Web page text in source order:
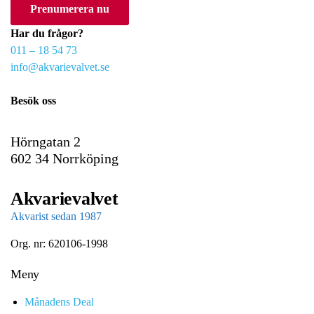
r
Prenumerera nu
Har du frågor?
011 – 18 54 73
info@akvarievalvet.se
Besök oss
Hörngatan 2
602 34 Norrköping
Akvarievalvet
Akvarist sedan 1987
Org. nr: 620106-1998
Meny
Månadens Deal